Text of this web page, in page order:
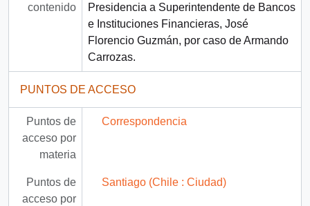
contenido
Presidencia a Superintendente de Bancos
e Instituciones Financieras, José
Florencio Guzmán, por caso de Armando
Carrozas.
PUNTOS DE ACCESO
Puntos de
acceso por
materia
Correspondencia
Puntos de
acceso por
Santiago (Chile : Ciudad)